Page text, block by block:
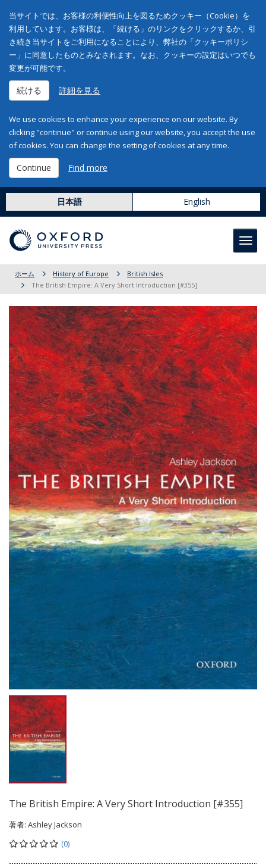
当サイトでは、お客様の利便性向上を図るためクッキー（Cookie）を
利用しています。お客様は、「続ける」のリンクをクリックするか、引
き続き当サイトをご利用になることにより、弊社の「クッキーポリシ
ー」に同意したものとみなされます。なお、クッキーの設定はいつでも
変更が可能です。
続ける 詳細を見る
We use cookies to enhance your experience on our website. By
clicking "continue" or continue using our website, you accept the use
of cookies. You can change the setting of cookies at any time.
Continue Find more
日本語 English
ホーム History of Europe
British Isles
The British Empire: A Very Short Introduction [#355]
The British Empire: A Very Short Introduction [#355]
著者: Ashley Jackson
(0)